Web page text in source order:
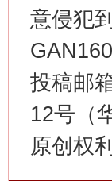
意侵犯
投稿邮
12号（
原创权